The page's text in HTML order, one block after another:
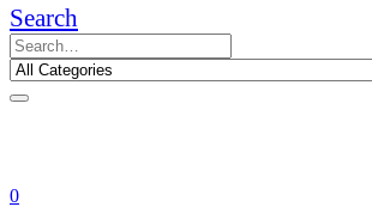
Search
0